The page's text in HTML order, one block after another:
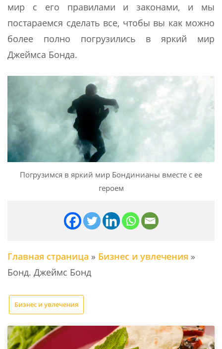
мир с его правилами и законами, и мы
постараемся сделать все, чтобы вы как можно
более полно погрузились в яркий мир
Джеймса Бонда.
Погрузимся в яркий мир Бондинианы вместе с ее
героем
Главная страница » Бизнес и увлечения »
Бонд. Джеймс Бонд
Бизнес и увлечения